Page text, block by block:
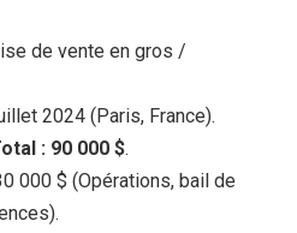
de vente en gros /
2024 (Paris, France).
: 90 000 $.
000 $ (Opérations, bail de